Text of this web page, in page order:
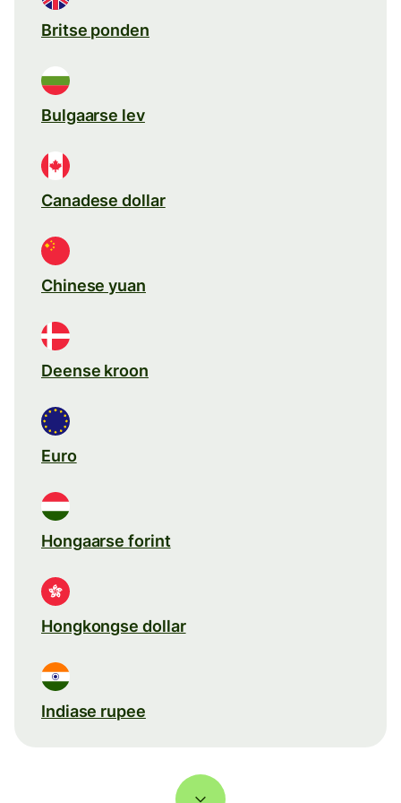
Britse ponden
Bulgaarse lev
Canadese dollar
Chinese yuan
Deense kroon
Euro
Hongaarse forint
Hongkongse dollar
Indiase rupee